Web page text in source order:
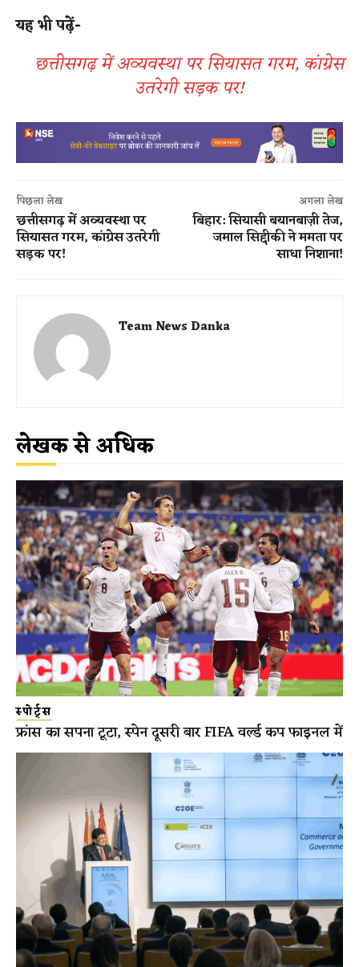
यह भी पढ़ें-
छत्तीसगढ़ में अव्यवस्था पर सियासत गरम, कांग्रेस
उतरेगी सड़क पर!
पिछला लेख
छत्तीसगढ़ में अव्यवस्था पर
सियासत गरम, कांग्रेस उतरेगी
सड़क पर!
अगला लेख
बिहार: सियासी बयानबाज़ी तेज,
जमाल सिद्दीकी ने ममता पर
साधा निशाना!
Team News Danka
लेखक से अधिक
स्पोर्ट्स
फ्रांस का सपना टूटा, स्पेन दूसरी बार FIFA वर्ल्ड कप फाइनल में